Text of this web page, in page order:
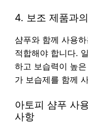
4. 보조 제품과
샴푸와 함께 사용
적합해야 합니다.
하고 보습력이 높
가 보습제를 함께
아토피 샴푸 사
사항